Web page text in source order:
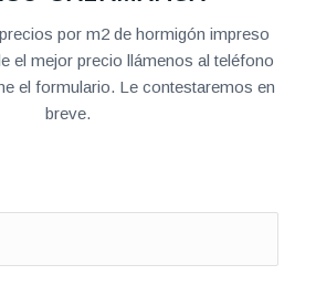
por m2 de hormigón impreso
el mejor precio llámenos al teléfono
el formulario. Le contestaremos en
breve.